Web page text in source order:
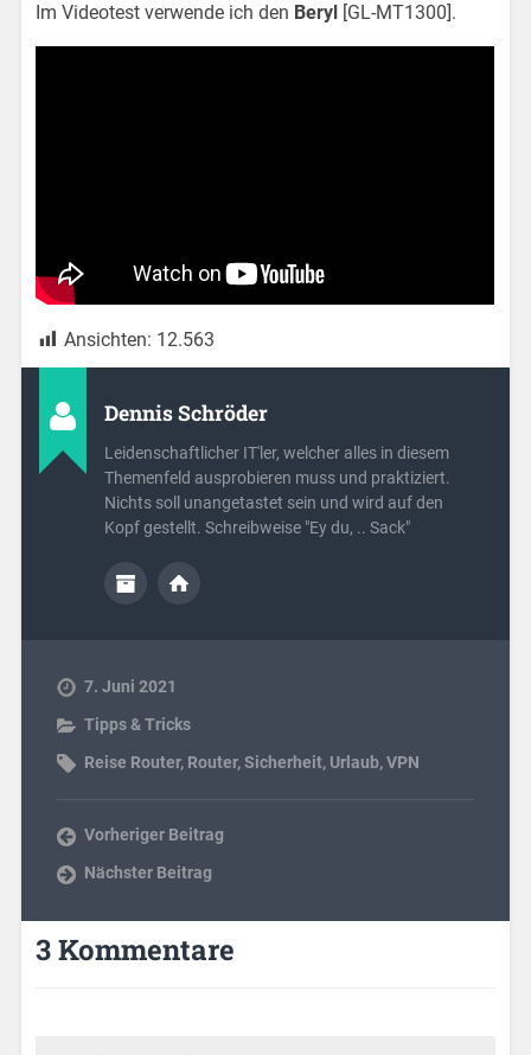
Im Videotest verwende ich den Beryl [GL-MT1300].
Ansichten: 12.563
Dennis Schröder
Leidenschaftlicher IT'ler, welcher alles in diesem
Themenfeld ausprobieren muss und praktiziert.
Nichts soll unangetastet sein und wird auf den
Kopf gestellt. Schreibweise "Ey du, .. Sack"
7. Juni 2021
Tipps & Tricks
Reise Router, Router,Sicherheit, Urlaub,VPN
Vorheriger Beitrag
Nächster Beitrag
3 Kommentare